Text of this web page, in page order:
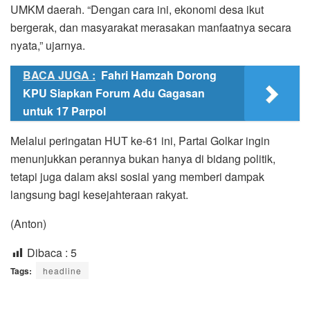
UMKM daerah. “Dengan cara ini, ekonomi desa ikut
bergerak, dan masyarakat merasakan manfaatnya secara
nyata,” ujarnya.
BACA JUGA : Fahri Hamzah Dorong
KPU Siapkan Forum Adu Gagasan
untuk 17 Parpol
Melalui peringatan HUT ke-61 ini, Partai Golkar ingin
menunjukkan perannya bukan hanya di bidang politik,
tetapi juga dalam aksi sosial yang memberi dampak
langsung bagi kesejahteraan rakyat.
(Anton)
Dibaca : 5
Tags: headline